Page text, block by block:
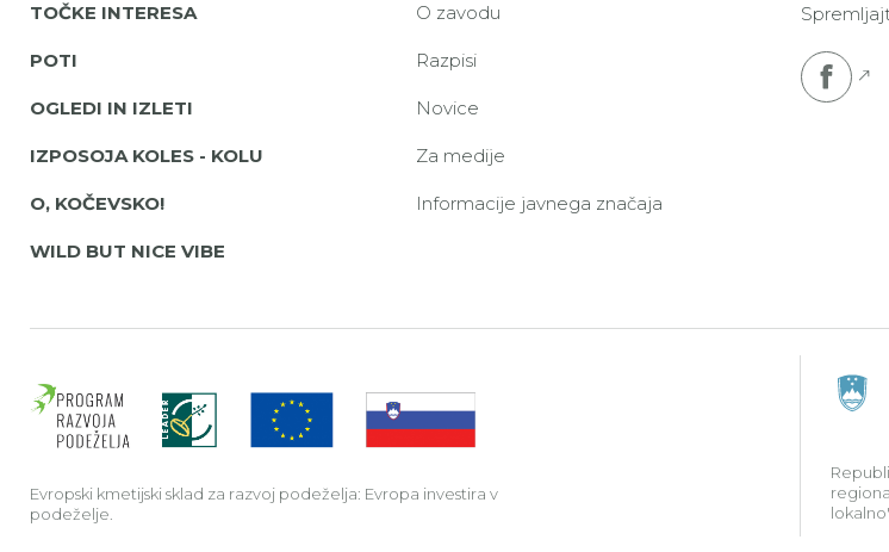
TOČKE INTERESA
POTI
OGLEDI IN IZLETI
IZPOSOJA KOLES - KOLU
O, KOČEVSKO!
WILD BUT NICE VIBE
O zavodu
Razpisi
Novice
Za medije
Informacije javnega značaja
Evropski kmetijski sklad za razvoj
Evropski kmetijski sklad za razvoj podeželja: Evropa investira v
podeželje.